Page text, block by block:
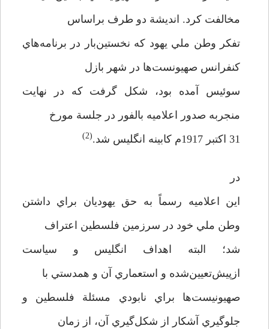
مخالفت كرد. انديشة دو طرف براساس
تفكر وطن ملي يهود كه نخستین‌بار در برنامه‌هاي
كنفرانس صهيونست‌ها در شهر بازل
سوئيس آمده بود، شكل گرفت كه در نهايت
منجر‌به صدور اعلاميه بالفور در جلسة مورخ
31 اكتبر 1917م كابينه انگليس شد.
(2)
در
اين اعلاميه رسماً به حق يهوديان براي داشتن
وطن ملي خود در سرزمين فلسطين اعتراف
شد؛ البته اهداف انگليس و سياست
از‌پيش‌تعيين‌شده و استعماري آن و همدستي با
صهيونيست‌ها براي نابودي مسئلة فلسطين و
جلوگيري آشكار از شكل‌گيري آن، از زمان